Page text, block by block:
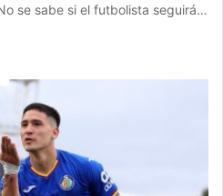
se sabe si el futbolista seguirá…